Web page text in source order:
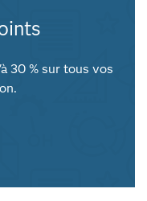
30 % sur tous vos